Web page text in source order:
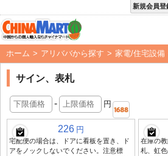
新規会員登
ホーム > アリババから探す > 家電/住宅設備
サイン、表札
- 円
226 円
宅配便の場合は、ドアに看板を置き、ド
アをノックしないでください。注意標
在庫の
札、虹